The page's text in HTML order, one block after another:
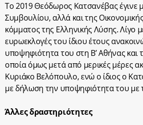
Το 2019 Θεόδωρος Κατσανέβας έγινε
Συμβουλίου, αλλά και της
κόμματος της Ελληνικής Λύσης. Λίγο
ευρωεκλογές του ίδιου έτους
υποψηφιότητα του στη Β’ Αθήνας και
οποία όμως μετά από μερικές μέρες
Κυριάκο Βελόπουλο, ενώ ο ίδιος ο
με δήλωση την υποψηφιότητα του με
Άλλες δραστηριότητες